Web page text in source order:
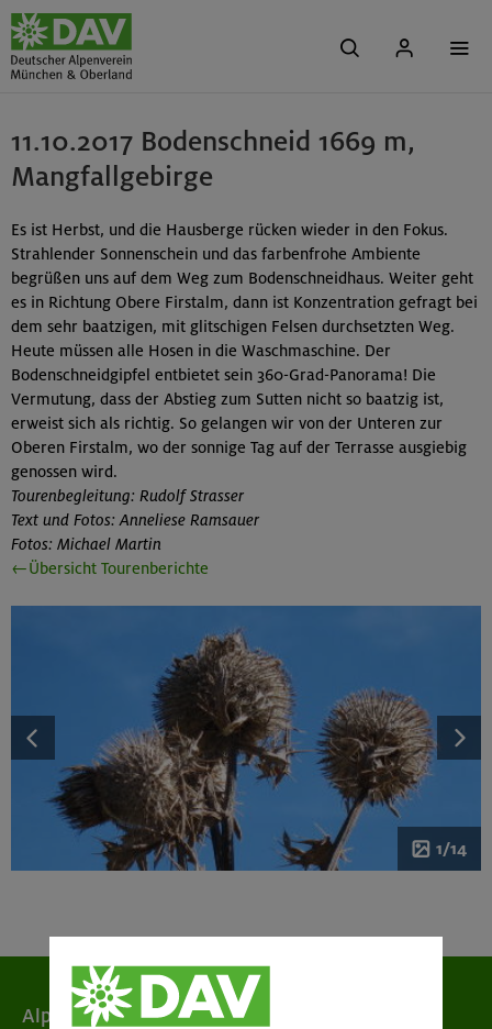
11.10.2017 Bodenschneid 1669 m,
Mangfallgebirge
Es ist Herbst, und die Hausberge rücken wieder in den Fokus.
Strahlender Sonnenschein und das farbenfrohe Ambiente
begrüßen uns auf dem Weg zum Bodenschneidhaus. Weiter geht
es in Richtung Obere Firstalm, dann ist Konzentration gefragt bei
dem sehr baatzigen, mit glitschigen Felsen durchsetzten Weg.
Heute müssen alle Hosen in die Waschmaschine. Der
Bodenschneidgipfel entbietet sein 360-Grad-Panorama! Die
Vermutung, dass der Abstieg zum Sutten nicht so baatzig ist,
erweist sich als richtig. So gelangen wir von der Unteren zur
Oberen Firstalm, wo der sonnige Tag auf der Terrasse ausgiebig
genossen wird.
Tourenbegleitung: Rudolf Strasser
Text und Fotos: Anneliese Ramsauer
Fotos: Michael Martin
←Übersicht Tourenberichte
1/14
Alpenverein